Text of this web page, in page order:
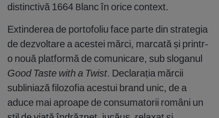
distinctivă 1664 Blanc în orice context.
Extinderea de portofoliu face parte din strategia
de dezvoltare a acestei mărci, marcată și printr-
o nouă platformă de comunicare, sub sloganul
Good Taste with a Twist. Declarația mărcii
subliniază filozofia acestui brand unic, de a
aduce mai aproape de consumatorii români un